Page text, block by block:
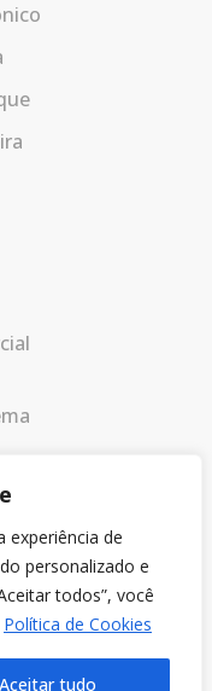
experiência de
personalizado e
todos”, você
Política de Cookies
Aceitar tudo